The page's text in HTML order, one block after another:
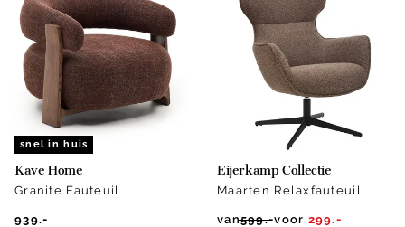
snel in huis
Kave Home
Granite Fauteuil
939.-
Eijerkamp Collectie
Maarten Relaxfauteuil
van599.-voor 299.-